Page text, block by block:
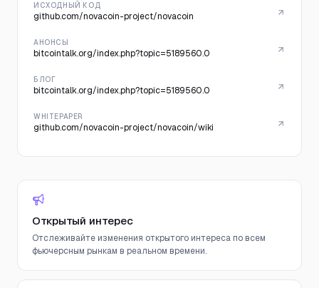
ИСХОДНЫЙ КОД
github.com/novacoin-project/novacoin
АНОНСЫ
bitcointalk.org/index.php?topic=5189560.0
БЛОГ
bitcointalk.org/index.php?topic=5189560.0
WHITEPAPER
github.com/novacoin-project/novacoin/wiki
Открытый интерес
Отслеживайте изменения открытого интереса по всем
фьючерсным рынкам в реальном времени.